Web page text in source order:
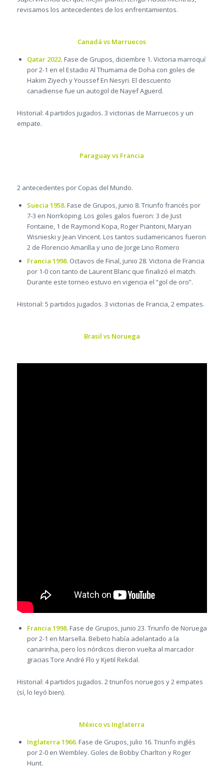
revisamos los antecedentes de los enfrentamientos.
Canadá vs Marruecos
Qatar 2022. Fase de Grupos, diciembre 1. Victoria marroquí
por 2-1 en el Estadio Al Thumama de Doha con goles de
Hakim Ziyech y Youssef En Nesyri. El descuento
canadiense fue un autogol de Nayef Aguerd.
Historial: 4 partidos jugados. 3 victorias de Marruecos y un
empate.
Paraguay vs Francia
2 antecedentes por Copas del Mundo.
Suecia 1958.Fase de Grupos, junio 8. Triunfo francés por
7-3 en Norrköping. Los goles galos fueron: 3 de Just
Fontaine, 1 de Raymond Kopa, Roger Piantoni, Maryan
Wisnieski y Jean Vincent. Los tantos sudamericanos fueron
2 de Florencio Amarilla y uno de Jorge Lino Romero
Francia 1998.Octavos de Final, junio 28. Victoria de Francia
por 1-0 con tanto de Laurent Blanc que finalizó el match.
Durante este torneo estuvo en vigencia el “gol de oro”.
Historial: 5 partidos jugados. 3 victorias de Francia, 2 empates.
Brasil vs Noruega
Francia 1998.Fase de Grupos, junio 23. Triunfo de Noruega
por 2-1 en Marsella. Bebeto había adelantado a la
canarinha, pero los nórdicos dieron vuelta al marcador
gracias Tore André Flo y Kjetil Rekdal.
Historial: 4 partidos jugados. 2 triunfos noruegos y 2 empates
(sí, lo leyó bien).
México vs Inglaterra
Inglaterra 1966.Fase de Grupos, julio 16. Triunfo inglés
por 2-0 en Wembley. Goles de Bobby Charlton y Roger
Hunt.